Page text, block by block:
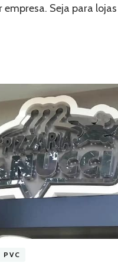
de
empresa. Seja para
PVC